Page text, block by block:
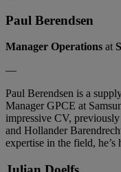
Paul Berendsen
Manager Operations at
—
Paul Berendsen is a
Manager GPCE at
impressive CV,
and Hollander
expertise in the field, he’s